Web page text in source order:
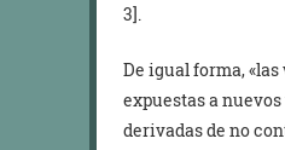
3].
De igual forma,
expuestas a
derivadas de no